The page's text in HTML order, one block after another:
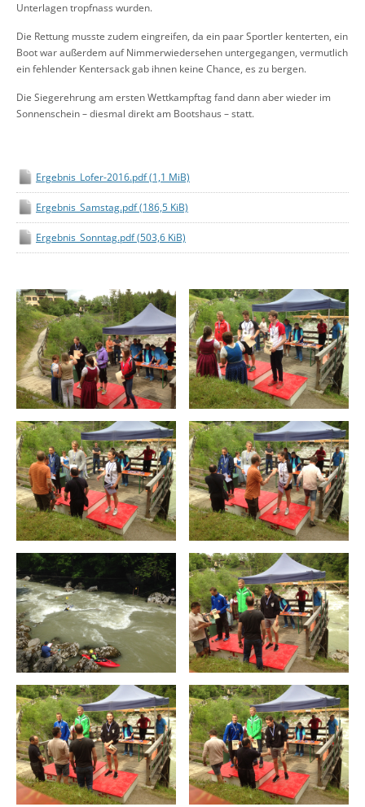
Unterlagen tropfnass wurden.
Die Rettung musste zudem eingreifen, da ein paar Sportler kenterten, ein
Boot war außerdem auf Nimmerwiedersehen untergegangen, vermutlich
ein fehlender Kentersack gab ihnen keine Chance, es zu bergen.
Die Siegerehrung am ersten Wettkampftag fand dann aber wieder im
Sonnenschein – diesmal direkt am Bootshaus – statt.
Ergebnis_Lofer-2016.pdf(1,1 MiB)
Ergebnis_Samstag.pdf(186,5 KiB)
Ergebnis_Sonntag.pdf(503,6 KiB)